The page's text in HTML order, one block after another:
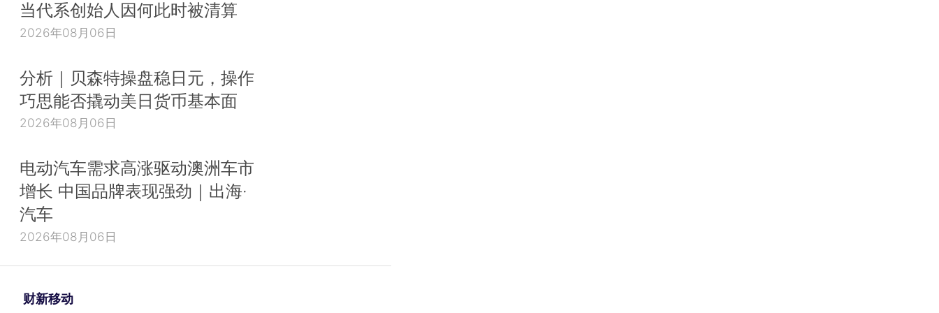
当代系创始人因何此时被清算
2026年08月06日
分析｜贝森特操盘稳日元，操作
巧思能否撬动美日货币基本面
2026年08月06日
电动汽车需求高涨驱动澳洲车市
增长 中国品牌表现强劲｜出海·
汽车
2026年08月06日
财新移动